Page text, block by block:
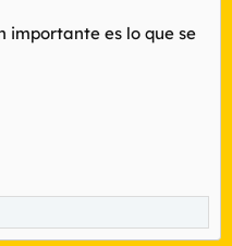
importante es lo que se